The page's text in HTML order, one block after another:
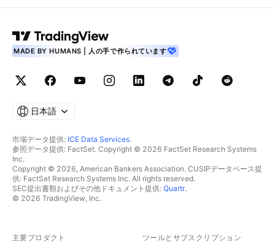
MADE BY HUMANS | 人の手で作られています
日本語
市場データ提供: ICE Data Services.
参照データ提供: FactSet. Copyright © 2026 FactSet Research Systems
Inc.
Copyright © 2026, American Bankers Association. CUSIPデータベース提
供: FactSet Research Systems Inc. All rights reserved.
SEC提出書類およびその他ドキュメント提供: Quartr.
© 2026 TradingView, Inc.
主要プロダクト ツールとサブスクリプション